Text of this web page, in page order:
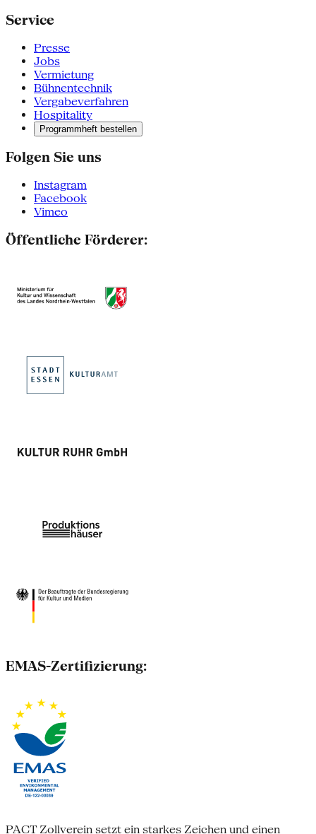
Service
Presse
Jobs
Vermietung
Bühnentechnik
Vergabeverfahren
Hospitality
Programmheft bestellen
Folgen Sie uns
Instagram
Facebook
Vimeo
Öffentliche Förderer:
EMAS-Zertifizierung:
PACT Zollverein setzt ein starkes Zeichen und einen